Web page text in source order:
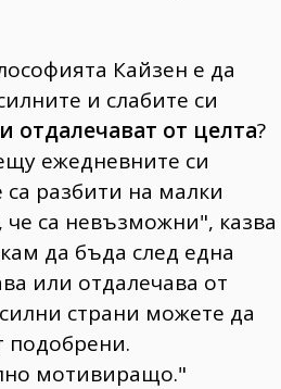
Кайзен е да
и слабите си
от целта?
ежедневните си
са разбити на малки
са невъзможни", казва
да бъда след една
или отдалечава от
страни можете да
подобрени.
мотивиращо."